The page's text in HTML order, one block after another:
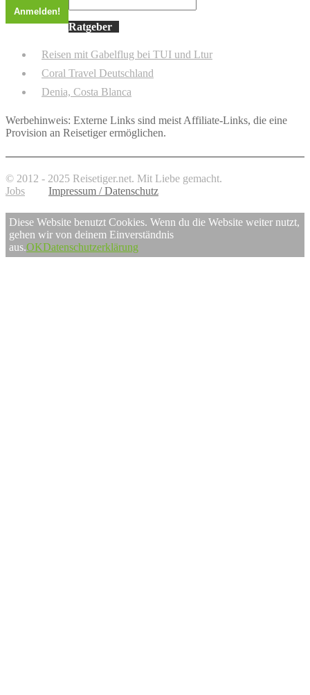
Ratgeber
Reisen mit Gabelflug bei TUI und Ltur
Coral Travel Deutschland
Denia, Costa Blanca
Werbehinweis: Externe Links sind meist Affiliate-Links, die eine
Provision an Reisetiger ermöglichen.
© 2012 - 2025 Reisetiger.net. Mit Liebe gemacht.
Jobs
Impressum / Datenschutz
Diese Website benutzt Cookies. Wenn du die Website weiter nutzt,
gehen wir von deinem Einverständnis
aus.OKDatenschutzerklärung